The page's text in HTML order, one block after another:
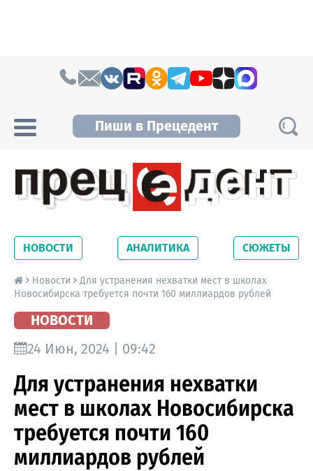
Пиши в Прецедент
Новосибирской области. Читайте свежие
новости на сайте сетевого издания
Precedent.
НОВОСТИ АНАЛИТИКА СЮЖЕТЫ
Новости
Для устранения нехватки мест в школах
Новосибирска требуется почти 160 миллиардов рублей
НОВОСТИ
24 Июн, 2024 | 09:42
Для устранения нехватки
мест в школах Новосибирска
требуется почти 160
миллиардов рублей